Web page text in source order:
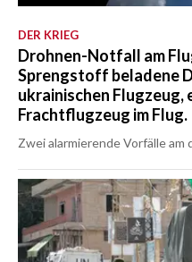
DER KRIEG
Drohnen-Notfall am
Sprengstoff beladene
ukrainischen
Frachtflugzeug im Flug.
Zwei alarmierende Vorfälle am